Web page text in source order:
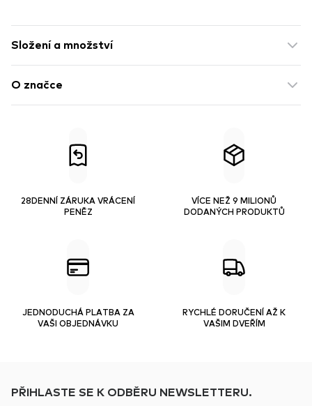
Složení a množství
O značce
28DENNÍ ZÁRUKA VRÁCENÍ
PENĚZ
VÍCE NEŽ 9 MILIONŮ
DODANÝCH PRODUKTŮ
JEDNODUCHÁ PLATBA ZA
VAŠI OBJEDNÁVKU
RYCHLÉ DORUČENÍ AŽ K
VAŠIM DVEŘÍM
PŘIHLASTE SE K ODBĚRU NEWSLETTERU.